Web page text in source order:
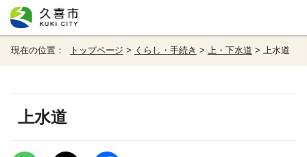
現在の位置： トップページ > くらし・手続き > 上・下水道 > 上水道
上水道